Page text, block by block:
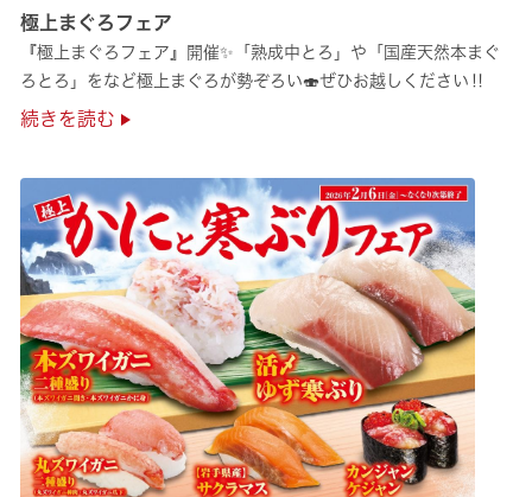
極上まぐろフェア
『極上まぐろフェア』開催✨「熟成中とろ」や「国産天然本まぐ
ろとろ」をなど極上まぐろが勢ぞろい🍣ぜひお越しください‼
続きを読む